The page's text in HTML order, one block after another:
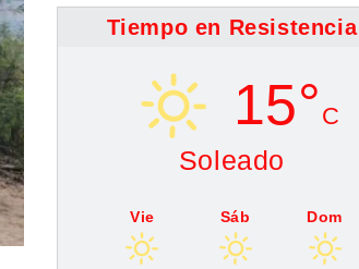
Tiempo en Resistencia
15° C
Soleado
Vie Sáb Dom